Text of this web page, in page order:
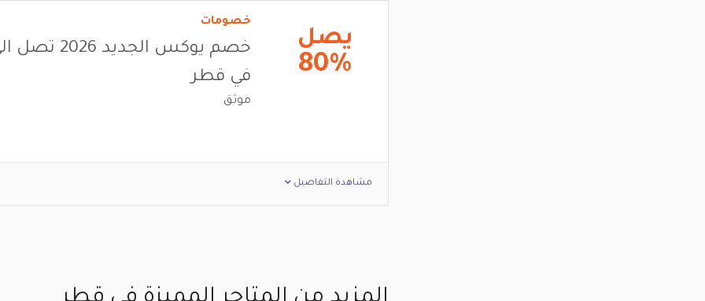
يصل
80%
خصومات
في قطر
موثق
مشاهدة التفاصيل